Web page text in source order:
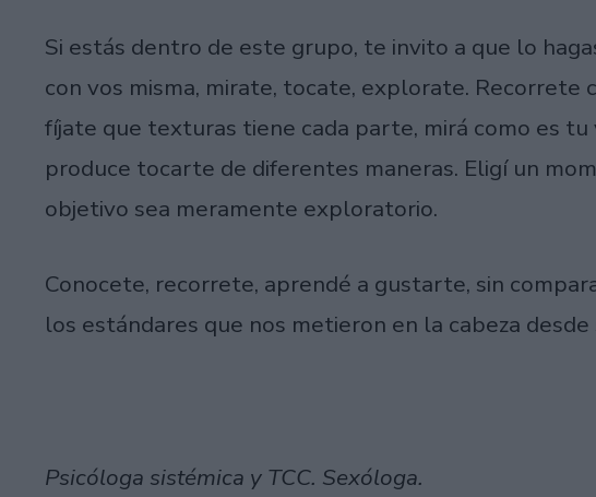
Si estás dentro de este grupo, te invito a que lo
con vos misma, mirate, tocate, explorate. Recorrete
fíjate que texturas tiene cada parte, mirá como es tu
produce tocarte de diferentes maneras. Eligí un
objetivo sea meramente exploratorio.
Conocete, recorrete, aprendé a gustarte, sin
los estándares que nos metieron en la cabeza desde
Psicóloga sistémica y TCC. Sexóloga.